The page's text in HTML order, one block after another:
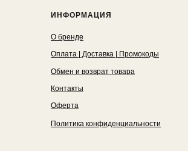
ИНФОРМАЦИЯ
О бренде
Оплата | Доставка | Промокоды
Обмен и возврат товара
Контакты
Оферта
Политика конфиденциальности